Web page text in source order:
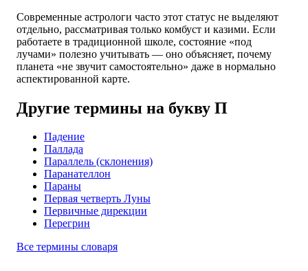
Современные астрологи часто этот статус не выделяют
отдельно, рассматривая только комбуст и казими. Если
работаете в традиционной школе, состояние «под
лучами» полезно учитывать — оно объясняет, почему
планета «не звучит самостоятельно» даже в нормально
аспектированной карте.
Другие термины на букву П
Падение
Паллада
Параллель (склонения)
Паранателлон
Параны
Первая четверть Луны
Первичные дирекции
Перегрин
Все термины словаря